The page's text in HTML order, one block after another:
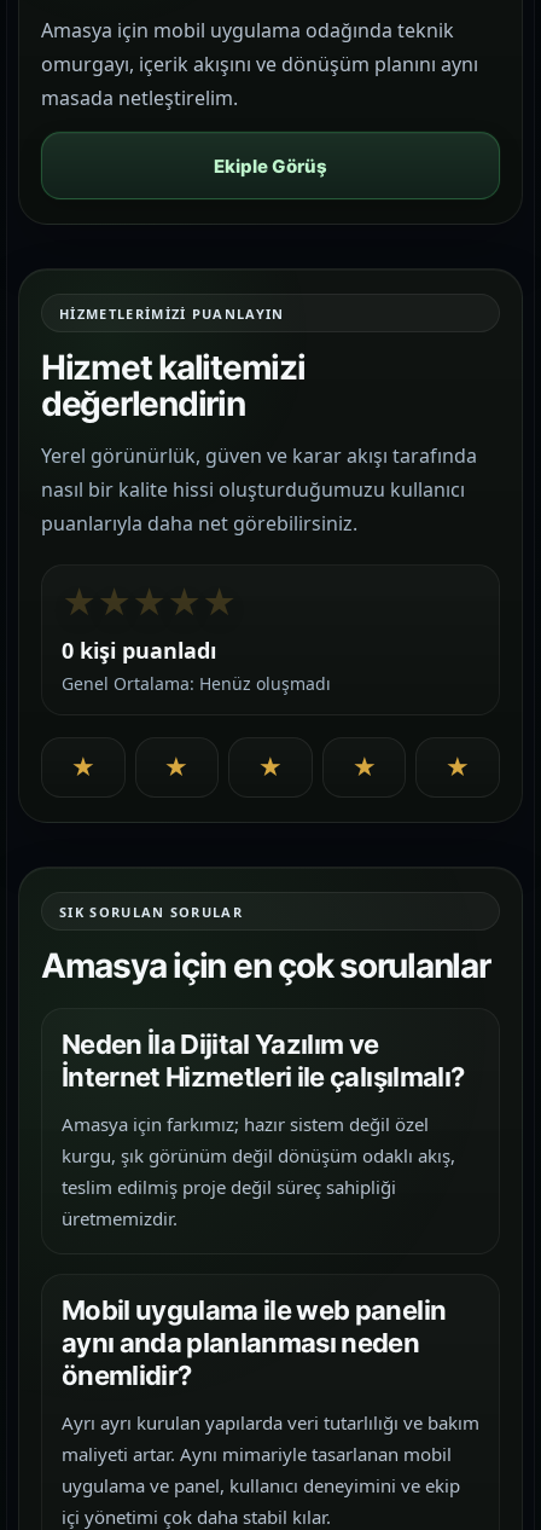
Amasya için mobil uygulama odağında teknik
omurgayı, içerik akışını ve dönüşüm planını aynı
masada netleştirelim.
Ekiple Görüş
HIZMETLERIMIZI PUANLAYIN
Hizmet kalitemizi
değerlendirin
Yerel görünürlük, güven ve karar akışı tarafında
nasıl bir kalite hissi oluşturduğumuzu kullanıcı
puanlarıyla daha net görebilirsiniz.
★★★★★
0 kişi puanladı
Genel Ortalama: Henüz oluşmadı
★ ★ ★ ★ ★
SIK SORULAN SORULAR
Amasya için en çok sorulanlar
Neden İla Dijital Yazılım ve
İnternet Hizmetleri ile çalışılmalı?
Amasya için farkımız; hazır sistem değil özel
kurgu, şık görünüm değil dönüşüm odaklı akış,
teslim edilmiş proje değil süreç sahipliği
üretmemizdir.
Mobil uygulama ile web panelin
aynı anda planlanması neden
önemlidir?
Ayrı ayrı kurulan yapılarda veri tutarlılığı ve bakım
maliyeti artar. Aynı mimariyle tasarlanan mobil
uygulama ve panel, kullanıcı deneyimini ve ekip
içi yönetimi çok daha stabil kılar.